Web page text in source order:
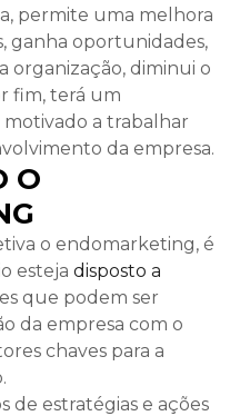
permite uma melhora
ganha oportunidades,
organização, diminui o
fim, terá um
a trabalhar
da empresa.
O
o endomarketing, é
esteja disposto a
que podem ser
da empresa com o
chaves para a
de estratégias e ações